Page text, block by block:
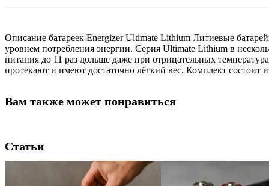
Описание батареек Energizer Ultimate Lithium Литиевые
уровнем потребления энергии. Серия Ultimate Lithium в
питания до 11 раз дольше даже при отрицательных
протекают и имеют достаточно лёгкий вес. Комплект
Вам также может понравиться
Статьи